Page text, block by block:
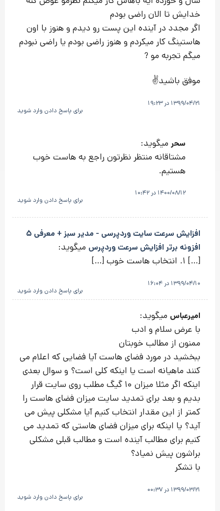
خدایش تا الان راضی بودم
اگر مجدد در آینده این پست رو دیدم و هنوز با اون
هاستینگ کار میکردم و هنوز راضی بودم یا راضی نبودم
میگم تجربه مو ?
موفق باشید⁦✌️⁩
1399/04/21 در 19:23
برای پاسخ دادن وارد شوید
سحر میگوید:
مشتاقانه منتظر نظرتون راجع به هاست خوب
هستیم.
1400/08/12 در 10:42
برای پاسخ دادن وارد شوید
افزایش سرعت سایت وردپرسی - مدیر سبز + معرفی 5
افزونه برتر افزایش سرعت وردپرس میگوید:
[…] 1. انتخاب هاست خوب […]
1399/04/10 در 16:04
برای پاسخ دادن وارد شوید
امیرعباس میگوید:
با عرض سلام و ادب
ممنون از مطالب خوبتان
ببخشید در مورد فضای هاست آیا فضایی که اعلام می
کنند ماهیانه است یا اینکه کلی است؟ و سوال بعدی
اینکه اگر مثلا میزان 10 گیگ مطلب روی سایت قرار
بدیم و بعد برای تمدید سایت میزان فضای هاست را
کمتر از این مقدار انتخاب کنیم آیا مشکلی پیش می
آید؟ یا اینکه برای میزان فضای هاستی که تمدید می
کنیم برای مطالب آینده است و مطالب قبلی مشکلی
براشون پیش نمیاد؟
با تشکر
1399/03/21 در 00:37
برای پاسخ دادن وارد شوید